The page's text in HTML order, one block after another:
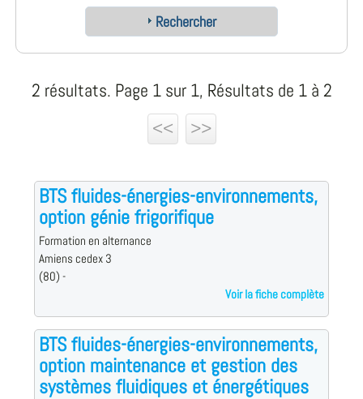
Rechercher
2 résultats. Page 1 sur 1, Résultats de 1 à 2
<<
>>
BTS fluides-énergies-environnements,
option génie frigorifique
Formation en alternance
Amiens cedex 3
(80) -
Voir la fiche complète
BTS fluides-énergies-environnements,
option maintenance et gestion des
systèmes fluidiques et énergétiques